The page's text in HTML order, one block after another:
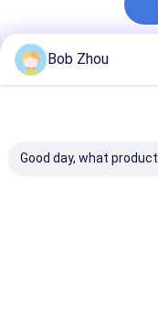
Prodotti
Bob Zhou
Good day, what